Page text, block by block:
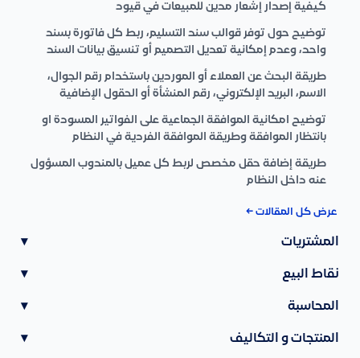
كيفية إصدار إشعار مدين للمبيعات في قيود
توضيح حول توفر قوالب سند التسليم، ربط كل فاتورة بسند
واحد، وعدم إمكانية تعديل التصميم أو تنسيق بيانات السند
طريقة البحث عن العملاء أو الموردين باستخدام رقم الجوال،
الاسم، البريد الإلكتروني، رقم المنشأة أو الحقول الإضافية
توضيح امكانية الموافقة الجماعية على الفواتير المسودة او
بانتظار الموافقة وطريقة الموافقة الفردية في النظام
طريقة إضافة حقل مخصص لربط كل عميل بالمندوب المسؤول
عنه داخل النظام
عرض كل المقالات ←
المشتريات ▾
نقاط البيع ▾
المحاسبة ▾
المنتجات و التكاليف ▾